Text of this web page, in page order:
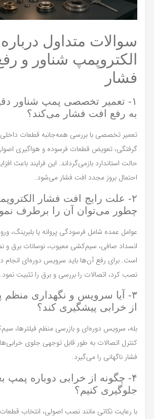
سوالات متداول درباره
الکتروپمپ شناور و
فشار
۱- تعمیر تخصصی پمپ شناور
به رفع افت فشار می‌کند؟
تعمیر تخصصی با بررسی همه‌جانبه قطعات داخلی
گرفتگی، تعویض قطعات فرسوده و هواگیری
حالت استاندارد بازمی‌گرداند. این فرایند باعث
احتمال بروز مجدد افت فشار می‌شود.
۲- علت رایج افت فشار
چطور می‌توان آن را برطرف
عوامل عمده شامل فرسودگی پروانه یا بلبرینگ،
انسداد صافی، سیم‌کشی معیوب، نوسانات برق و
است. برای رفع آن‌ها باید سرویس دوره‌ای انجام
نصب کرد، اتصالات را بررسی و برق را تثبیت نمود.
۳- آیا سرویس و نگهداری منظم
از خرابی پیشگیری کند؟
بله، سرویس دوره‌ای و بازرسی منظم فیلترها،
کنترل اتصالات به طور قابل توجهی جلوی
فشار ناگهانی را می‌گیرد.
۴- چگونه از خرابی دوباره پمپ
جلوگیری کنیم؟
با رعایت نکاتی مانند نصب اصولی، انتخاب